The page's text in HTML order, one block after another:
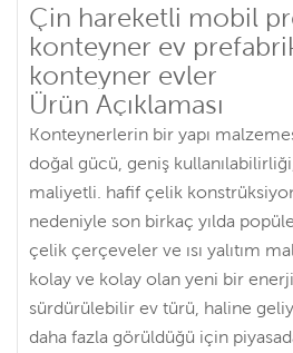
Çin hareketli mobil
konteyner ev
konteyner evler
Ürün Açıklaması
Konteynerlerin bir yapı
doğal gücü, geniş
maliyetli. hafif çelik
nedeniyle son birkaç yılda
çelik çerçeveler ve ısı yalıtım
kolay ve kolay olan yeni bir
sürdürülebilir ev türü, haline
daha fazla görüldüğü için